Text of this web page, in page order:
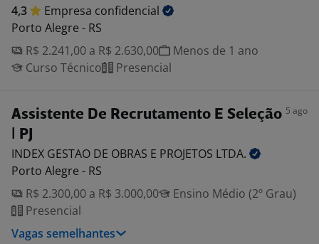
4,3 Empresa confidencial
Porto Alegre - RS
R$ 2.241,00 a R$ 2.630,00
Menos de 1 ano
Curso Técnico
Presencial
Assistente De Recrutamento E Seleção
| PJ
5 ago
INDEX GESTAO DE OBRAS E PROJETOS LTDA.
Porto Alegre - RS
R$ 2.300,00 a R$ 3.000,00
Ensino Médio (2º Grau)
Presencial
Vagas semelhantes